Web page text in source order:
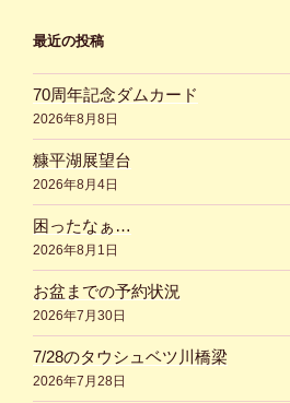
最近の投稿
70周年記念ダムカード
2026年8月8日
糠平湖展望台
2026年8月4日
困ったなぁ…
2026年8月1日
お盆までの予約状況
2026年7月30日
7/28のタウシュベツ川橋梁
2026年7月28日